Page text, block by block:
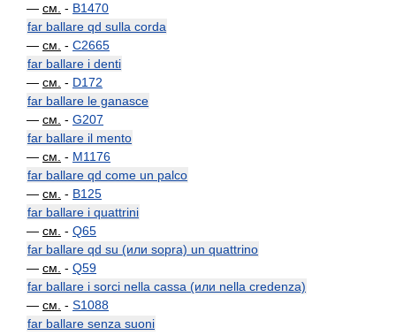
— см. - B1470
far ballare qd sulla corda
— см. - C2665
far ballare i denti
— см. - D172
far ballare le ganasce
— см. - G207
far ballare il mento
— см. - M1176
far ballare qd come un palco
— см. - B125
far ballare i quattrini
— см. - Q65
far ballare qd su (или sopra) un quattrino
— см. - Q59
far ballare i sorci nella cassa (или nella credenza)
— см. - S1088
far ballare senza suoni